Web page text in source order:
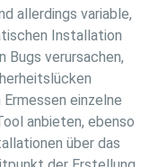
allerdings variable,
Installation
Bugs verursachen,
einzelne
anbieten, ebenso
über das